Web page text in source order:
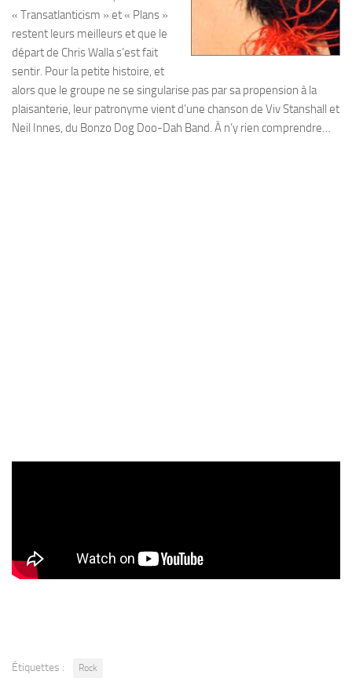
« Transatlanticism » et « Plans »
restent leurs meilleurs et que le
départ de Chris Walla s’est fait
sentir. Pour la petite histoire, et
alors que le groupe ne se singularise pas par sa propension à la
plaisanterie, leur patronyme vient d’une chanson de Viv Stanshall et
Neil Innes, du Bonzo Dog Doo-Dah Band. À n’y rien comprendre…
Étiquettes : Rock